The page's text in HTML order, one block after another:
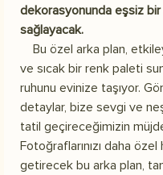
dekorasyonunda eşsiz
sağlayacak.
Bu özel arka plan,
ve sıcak bir renk paleti
ruhunu evinize taşıyor.
detaylar, bize sevgi ve
tatil geçireceğimizin
Fotoğraflarınızı daha özel
getirecek bu arka plan,